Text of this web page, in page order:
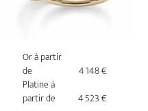
Or à partir
de
4 148 €
Platine à
partir de
4 523 €